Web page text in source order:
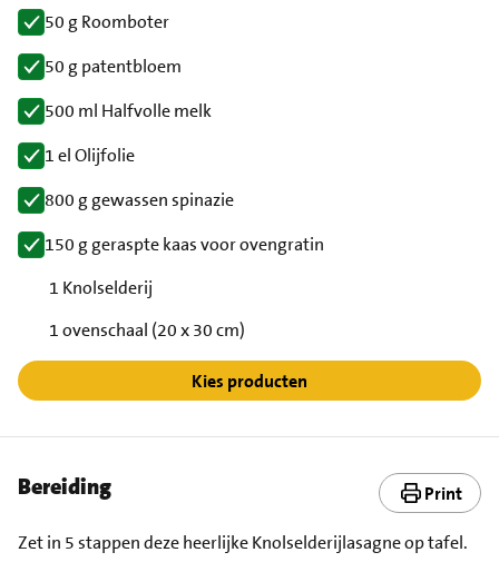
50 g Roomboter
50 g patentbloem
500 ml Halfvolle melk
1 el Olijfolie
800 g gewassen spinazie
150 g geraspte kaas voor ovengratin
1 Knolselderij
1 ovenschaal (20 x 30 cm)
Kies producten
Bereiding Print
Zet in 5 stappen deze heerlijke Knolselderijlasagne op tafel.